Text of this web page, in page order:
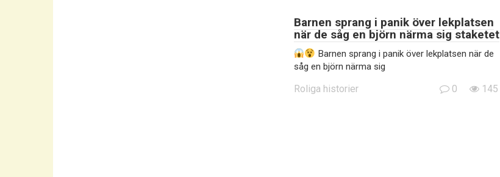
Barnen sprang i panik över lekplatsen
när de såg en björn närma sig staketet
Barnen sprang i panik över lekplatsen när de
såg en björn närma sig
Roliga historier 0 145